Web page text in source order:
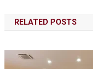
navigation
RELATED POSTS